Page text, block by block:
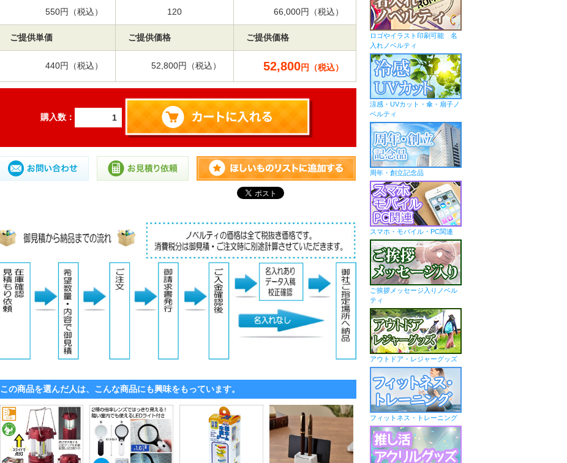
550円（税込） 120 66,000円（税込）
ご提供単価 ご提供価格 ご提供価格
440円（税込） 52,800円（税込） 52,800円（税込）
購入数：
この商品を選んだ人は、こんな商品にも興味をもっています。
ロゴやイラスト印刷可能 名
入れノベルティ
涼感・UVカット・傘・扇子ノ
ベルティ
周年・創立記念品
スマホ・モバイル・PC関連
ご挨拶メッセージ入りノベル
ティ
アウトドア・レジャーグッズ
フィットネス・トレーニング